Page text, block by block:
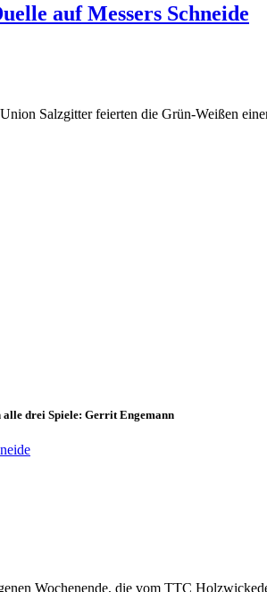
auf Messers Schneide
Salzgitter feierten die Grün-Weißen
alle drei Spiele: Gerrit Engemann
Wochenende, die vom TTC